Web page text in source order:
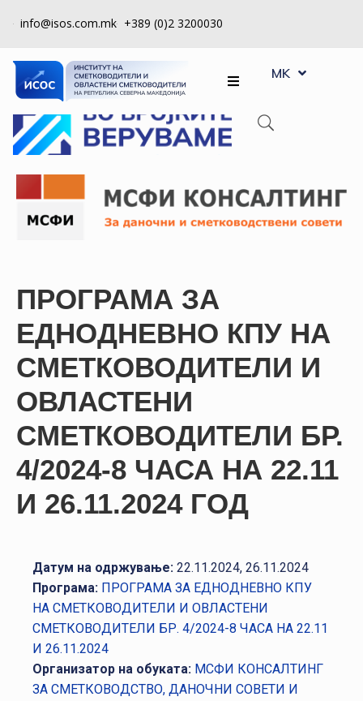
info@isos.com.mk +389 (0)2 3200030
ЗА
НАС
РЕГИСТРИ
КОНТРОЛА
НА
ДА
ЧЛЕН
НАСТАНИ
КОНТАКТ
НАЈАВА
ЗА
ЧЛЕНОВИ
MK
SQ
ПРОГРАМА ЗА
ЕДНОДНЕВНО КПУ НА
СМЕТКОВОДИТЕЛИ И
ОВЛАСТЕНИ
СМЕТКОВОДИТЕЛИ БР.
4/2024-8 ЧАСА НА 22.11
И 26.11.2024 ГОД
Датум на одржување: 22.11.2024, 26.11.2024
Програма: ПРОГРАМА ЗА ЕДНОДНЕВНО КПУ
НА СМЕТКОВОДИТЕЛИ И ОВЛАСТЕНИ
СМЕТКОВОДИТЕЛИ БР. 4/2024-8 ЧАСА НА 22.11
И 26.11.2024
Организатор на обуката: МСФИ КОНСАЛТИНГ
ЗА СМЕТКОВОДСТВО, ДАНОЧНИ СОВЕТИ И